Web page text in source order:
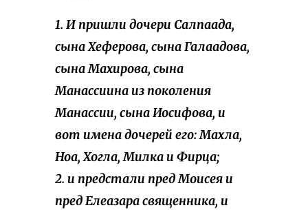
1. И пришли дочери Салпаада,
сына Хеферова, сына Галаадова,
сына Махирова, сына
Манассиина из поколения
Манассии, сына Иосифова, и
вот имена дочерей его: Махла,
Ноа, Хогла, Милка и Фирца;
2. и предстали пред Моисея и
пред Елеазара священника, и